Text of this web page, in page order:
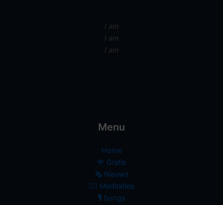
I am
I am
I am
Menu
Home
🌹 Gratis
🗞️ Nieuws
🧘‍♀️ Meditaties
🎙 Songs